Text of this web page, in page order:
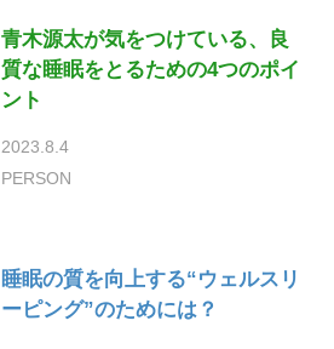
青木源太が気をつけている、良
質な睡眠をとるための4つのポイ
ント
2023.8.4
PERSON
睡眠の質を向上する“ウェルスリ
ーピング”のためには？